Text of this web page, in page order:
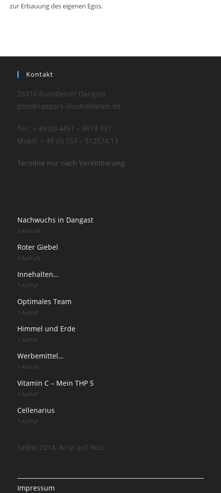
zur Erbauung des eigenen Egos.
Kontakt
26316 Künstlerort Dangast
post@caspars-illustrationen.de
Tel.: + 49 (0) 4451 – 9619 731
Mobil: + 49 (0) 157 – 512574 13
Termine nur nach Vereinbarung
Nachwuchs in Dangast
3 Aufrufe
Roter Giebel
3 Aufrufe
Innehalten…
1 Aufruf
Optimales Team
1 Aufruf
Himmel und Erde
1 Aufruf
Werbemittel…
1 Aufruf
Vitamin C – Mein THP 5
1 Aufruf
Cellenarius
1 Aufruf
Selbst 2014, Acryl auf Holz
Impressum